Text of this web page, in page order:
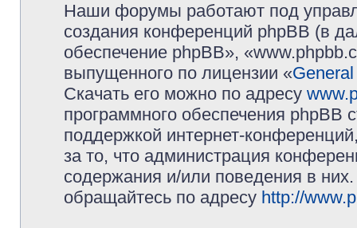
Наши форумы работают под
создания конференций phpBB (в
обеспечение phpBB»,
выпущенного по лицензии «
Скачать его можно по адресу
программного обеспечения phpBB
поддержкой интернет-
за то, что администрация
содержания и/или поведения в
обращайтесь по адресу http://